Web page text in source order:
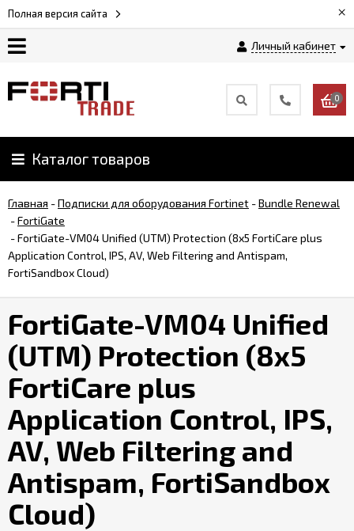
Полная версия сайта ×
Личный кабинет
Как
заказать
оплата
Контакты
0
Каталог товаров
Главная -Подписки для оборудования Fortinet -Bundle Renewal
-FortiGate
-FortiGate-VM04 Unified (UTM) Protection (8x5 FortiCare plus
Application Control, IPS, AV, Web Filtering and Antispam,
FortiSandbox Cloud)
FortiGate-VM04 Unified
(UTM) Protection (8x5
FortiCare plus
Application Control, IPS,
AV, Web Filtering and
Antispam, FortiSandbox
Cloud)